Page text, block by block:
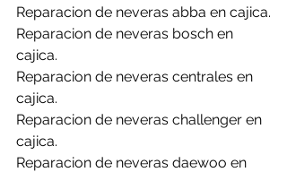
Reparacion de neveras abba en cajica.
Reparacion de neveras bosch en
cajica.
Reparacion de neveras centrales en
cajica.
Reparacion de neveras challenger en
cajica.
Reparacion de neveras daewoo en